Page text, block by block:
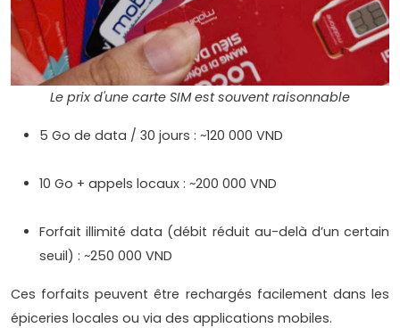
Le prix d'une carte SIM est souvent raisonnable
5 Go de data / 30 jours : ~120 000 VND
10 Go + appels locaux : ~200 000 VND
Forfait illimité data (débit réduit au-delà d’un certain
seuil) : ~250 000 VND
Ces forfaits peuvent être rechargés facilement dans les
épiceries locales ou via des applications mobiles.